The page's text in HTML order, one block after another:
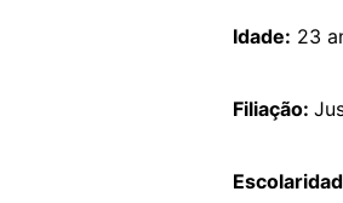
Idade: 23
Filiação: